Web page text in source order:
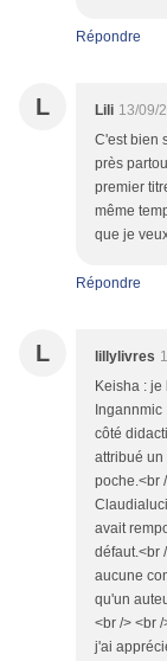
Répondre
L Lili 13/09/
C'est bien
près
premier
même
que je
Répondre
L lillylivres
Keisha : je
côté
attribué un
poche.<br
avait
défaut.<br
aucune
qu'un
<br /> <br
j'ai